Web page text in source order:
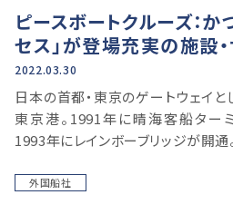
ピースボートクルーズ：か
セス」が登場充実の施設
世界一周を〈特集：クル
報〉
2022.03.30
日本の首都・東京のゲートウェイと
東京港。1991年に晴海客船ター
1993年にレインボーブリッジが開通
外国船社